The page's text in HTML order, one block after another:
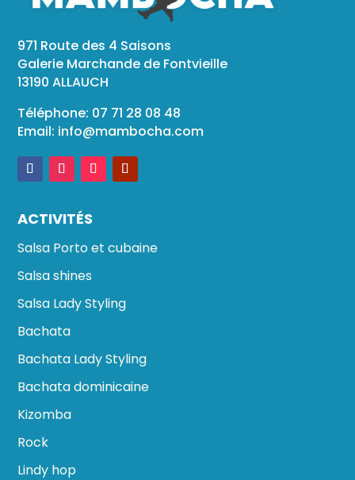
971 Route des 4 Saisons
Galerie Marchande de Fontvieille
13190 ALLAUCH
Téléphone: 07 71 28 08 48
Email: info@mambocha.com
ACTIVITÉS
Salsa Porto et cubaine
Salsa shines
Salsa Lady Styling
Bachata
Bachata Lady Styling
Bachata dominicaine
Kizomba
Rock
Lindy hop